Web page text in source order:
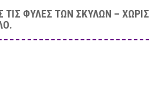
ΤΙΣ ΦΥΛΕΣ ΤΩΝ ΣΚΥΛΩΝ – ΧΩΡΙΣ